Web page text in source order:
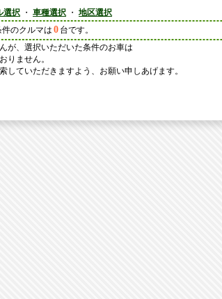
選択 ・ 車種選択 ・ 地区選択
のクルマは 0 台です。
が、選択いただいた条件のお車は
りません。
していただきますよう、お願い申しあげます。